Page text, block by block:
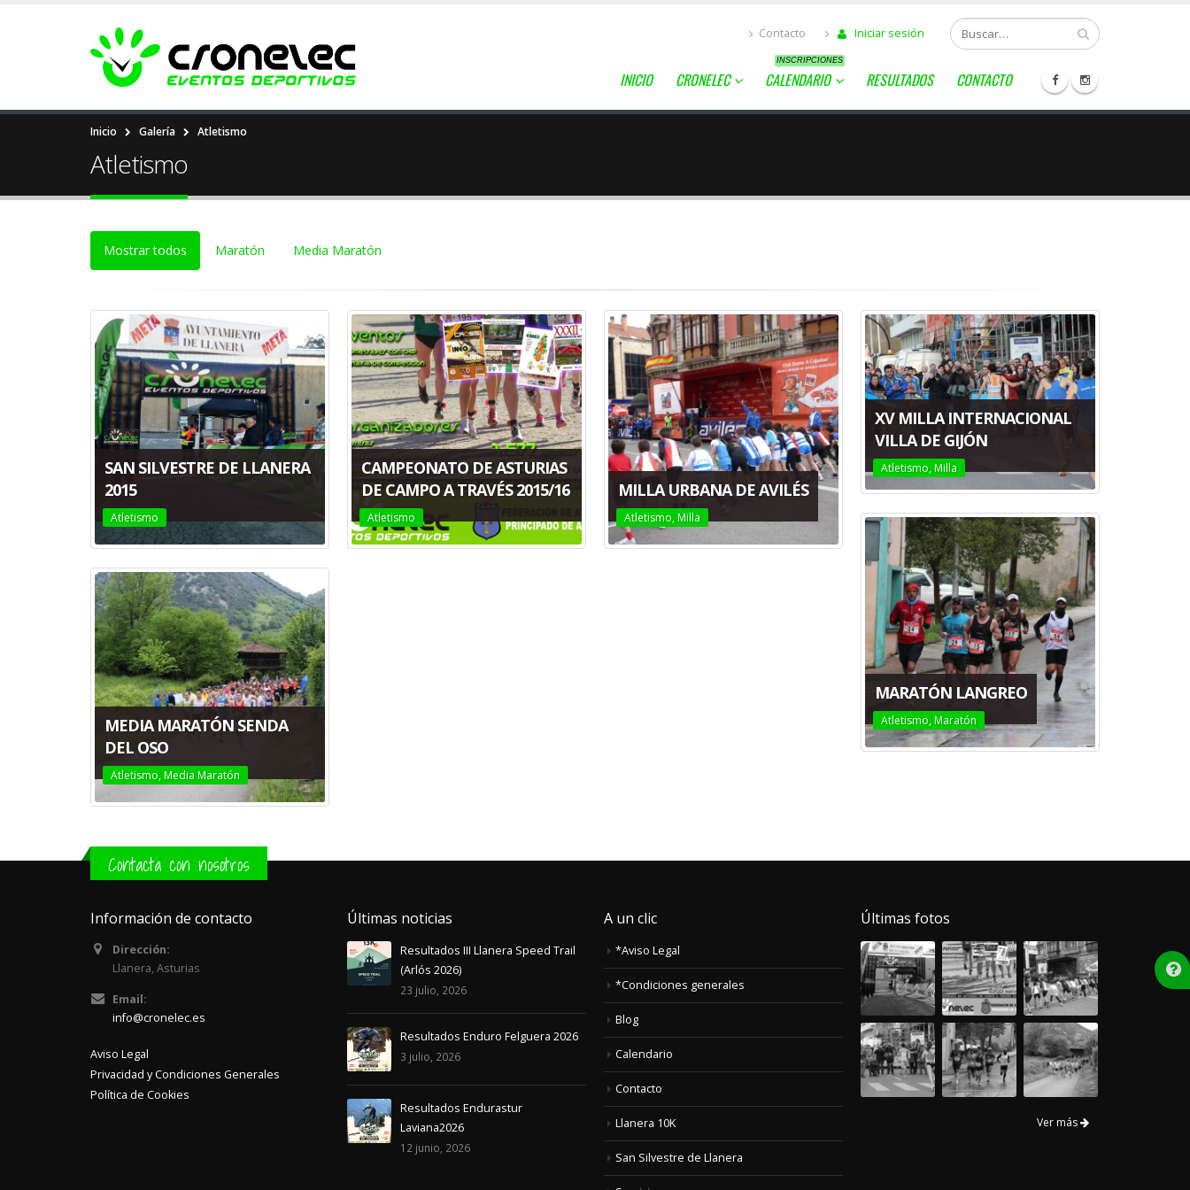
Contacto Iniciar sesión
INICIO CRONELEC CALENDARIO
INSCRIPCIONES
RESULTADOS CONTACTO
Inicio Galería Atletismo
Atletismo
Mostrar todos Maratón Media Maratón
SAN SILVESTRE DE LLANERA
2015
Atletismo
CAMPEONATO DE ASTURIAS
DE CAMPO A TRAVÉS 2015/16
Atletismo
MILLA URBANA DE AVILÉS
Atletismo,Milla
XV MILLA INTERNACIONAL
VILLA DE GIJÓN
Atletismo,Milla
MARATÓN LANGREO
Atletismo,Maratón
MEDIA MARATÓN SENDA
DEL OSO
Atletismo,Media Maratón
Contacta con nosotros
Información de contacto
Dirección:
Llanera, Asturias
Email:
info@cronelec.es
Aviso Legal
Privacidad y Condiciones Generales
Política de Cookies
Últimas noticias
Resultados III Llanera Speed Trail
(Arlós 2026)
23 julio, 2026
Resultados Enduro Felguera 2026
3 julio, 2026
Resultados Endurastur
Laviana2026
12 junio, 2026
A un clic
*Aviso Legal
*Condiciones generales
Blog
Calendario
Contacto
Llanera 10K
San Silvestre de Llanera
Últimas fotos
Ver más